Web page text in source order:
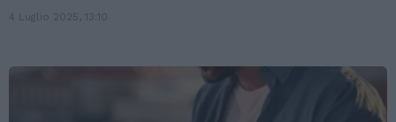
4 Luglio 2025, 13:10